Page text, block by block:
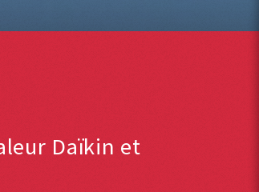
Daïkin et